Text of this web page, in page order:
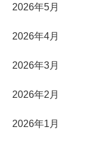
2026年5月
2026年4月
2026年3月
2026年2月
2026年1月